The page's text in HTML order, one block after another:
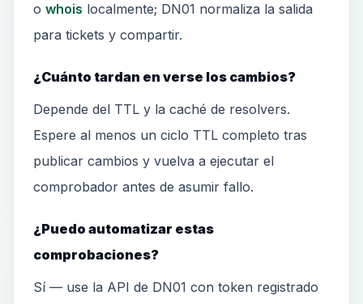
o whois localmente; DN01 normaliza la salida
para tickets y compartir.
¿Cuánto tardan en verse los cambios?
Depende del TTL y la caché de resolvers.
Espere al menos un ciclo TTL completo tras
publicar cambios y vuelva a ejecutar el
comprobador antes de asumir fallo.
¿Puedo automatizar estas
comprobaciones?
Sí — use la API de DN01 con token registrado